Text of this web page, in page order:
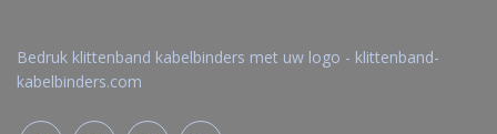
Bedruk klittenband kabelbinders met uw logo - klittenband-
kabelbinders.com